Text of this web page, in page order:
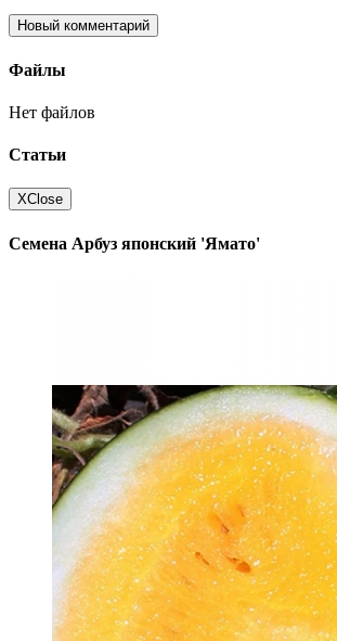
Новый комментарий
Файлы
Нет файлов
Статьи
XClose
Семена Арбуз японский 'Ямато'